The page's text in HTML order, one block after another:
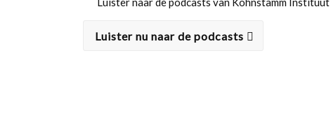
Luister nu naar de podcasts